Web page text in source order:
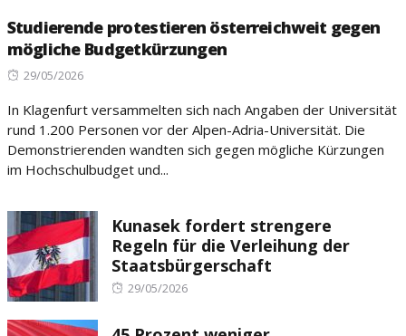
Studierende protestieren österreichweit gegen
mögliche Budgetkürzungen
Posted
29/05/2026
In Klagenfurt versammelten sich nach Angaben der Universität
rund 1.200 Personen vor der Alpen-Adria-Universität. Die
Demonstrierenden wandten sich gegen mögliche Kürzungen
im Hochschulbudget und...
Kunasek fordert strengere
Regeln für die Verleihung der
Staatsbürgerschaft
Posted
29/05/2026